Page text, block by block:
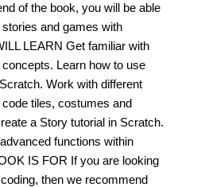
of the book, you will be able
and games with
LEARN Get familiar with
Learn how to use
Work with different
tiles, costumes and
a Story tutorial in Scratch.
functions within
IS FOR If you are looking
then we recommend